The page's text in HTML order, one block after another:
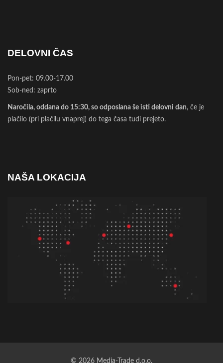
DELOVNI ČAS
Pon-pet: 09.00-17.00
Sob-ned: zaprto
Naročila, oddana do 15:30, so odposlana še isti delovni dan, če je
plačilo (pri plačilu vnaprej) do tega časa tudi prejeto.
NAŠA LOKACIJA
© 2026 Media-Trade d.o.o.